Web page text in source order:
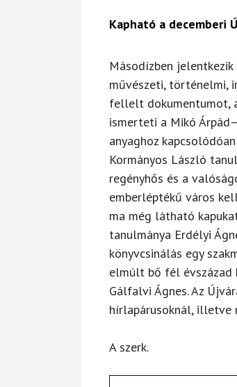
Kapható a decemberi
Másodízben
művészeti, történelmi,
fellelt dokumentumot,
ismerteti a Mikó
anyaghoz
Kormányos László
regényhős és a
emberléptékű város
ma még látható
tanulmánya Erdélyi
könyvcsinálás egy
elmúlt bő fél évszázad
Gálfalvi Ágnes. Az
hírlapárusoknál, illetve
A szerk.